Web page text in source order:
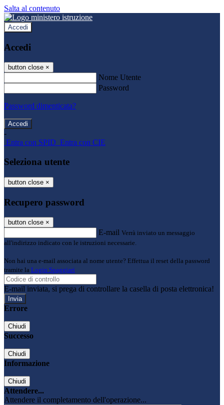
Salta al contenuto
Accedi
Accedi
button close ×
Nome Utente
Password
Password dimenticata?
-
Entra con SPID Entra con CIE
Seleziona utente
button close ×
Recupero password
button close ×
E-mail Verrà inviato un messaggio
all'indirizzo indicato con le istruzioni necessarie.
Non hai una e-mail associata al nome utente? Effettua il reset della password
tramite la Login Spaggiari
E-mail inviata, si prega di controllare la casella di posta elettronica!
Errore
Chiudi
Successo
Chiudi
Informazione
Chiudi
Attendere...
Attendere il completamento dell'operazione...